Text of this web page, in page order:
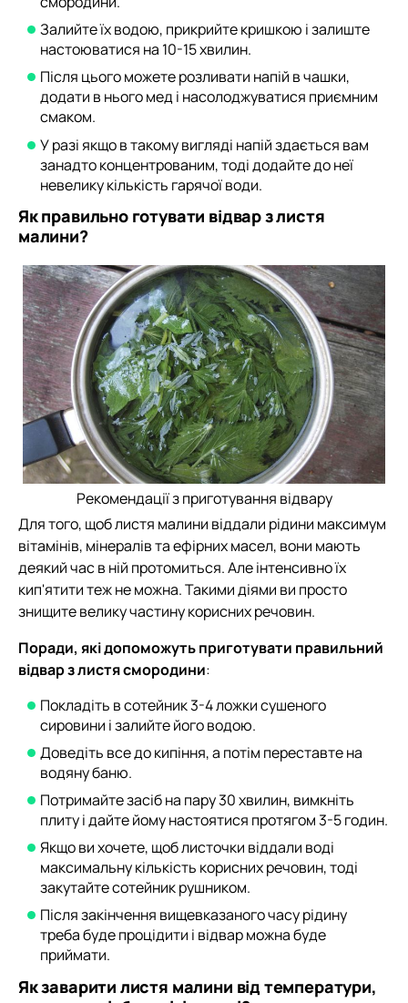
Залийте їх водою, прикрийте кришкою і залиште
настоюватися на 10-15 хвилин.
Після цього можете розливати напій в чашки,
додати в нього мед і насолоджуватися приємним
смаком.
У разі якщо в такому вигляді напій здається вам
занадто концентрованим, тоді додайте до неї
невелику кількість гарячої води.
Як правильно готувати відвар з листя
малини?
Рекомендації з приготування відвару
Для того, щоб листя малини віддали рідини максимум
вітамінів, мінералів та ефірних масел, вони мають
деякий час в ній протомиться. Але інтенсивно їх
кип'ятити теж не можна. Такими діями ви просто
знищите велику частину корисних речовин.
Поради, які допоможуть приготувати правильний
відвар з листя смородини:
Покладіть в сотейник 3-4 ложки сушеного
сировини і залийте його водою.
Доведіть все до кипіння, а потім переставте на
водяну баню.
Потримайте засіб на пару 30 хвилин, вимкніть
плиту і дайте йому настоятися протягом 3-5 годин.
Якщо ви хочете, щоб листочки віддали воді
максимальну кількість корисних речовин, тоді
закутайте сотейник рушником.
Після закінчення вищевказаного часу рідину
треба буде процідити і відвар можна буде
приймати.
Як заварити листя малини від температури,